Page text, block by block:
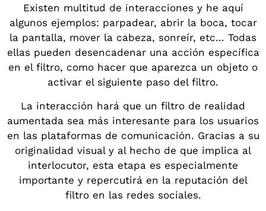
Existen multitud de interacciones y he aquí
algunos ejemplos: parpadear, abrir la boca, tocar
la pantalla, mover la cabeza, sonreír, etc... Todas
ellas pueden desencadenar una acción específica
en el filtro, como hacer que aparezca un objeto o
activar el siguiente paso del filtro.
La interacción hará que un filtro de realidad
aumentada sea más interesante para los usuarios
en las plataformas de comunicación. Gracias a su
originalidad visual y al hecho de que implica al
interlocutor, esta etapa es especialmente
importante y repercutirá en la reputación del
filtro en las redes sociales.